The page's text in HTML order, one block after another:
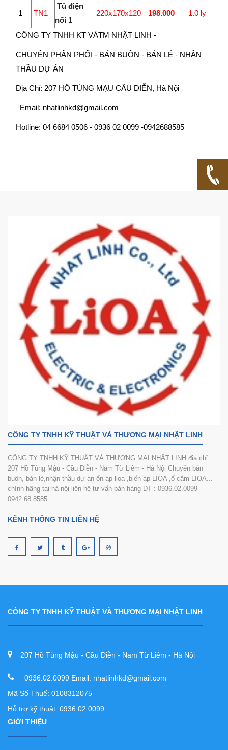
1 TN1
Tủ điện
nổi 1
220x170x120 198.000 1.0 ly
CÔNG TY TNHH KT VÀTM NHẬT LINH -
CHUYÊN PHÂN PHỐI - BÁN BUÔN - BÁN LẺ - NHẬN
THẦU DỰ ÁN
Địa Chỉ: 207 HỒ TÙNG MẠU CẦU DIỄN, Hà Nội
Email: nhatlinhkd@gmail.com
Hotline: 04 6684 0506 - 0936 02 0099 -0942688585
CÔNG TY TNHH KỸ THUẬT VÀ THƯƠNG MẠI NHẬT LINH
CÔNG TY TNHH KỸ THUẬT VÀ THƯƠNG MẠI NHẬT LINH địa chỉ :
207 Hồ Tùng Mậu - Cầu Diễn - Nam Từ Liêm - Hà Nội Chuyên bán
buôn, bán lẻ,nhận thầu dự án ổn áp lioa ,biến áp LIOA ,ổ cắm LIOA...
chính hãng tại hà nội liên hệ tư vấn bán hàng ĐT : 0936.02.0099 -
0942.68.8585
KÊNH THÔNG TIN LIÊN HỆ
CÔNG TY TNHH KỸ THUẬT VÀ THƯƠNG MẠI NHẬT LINH
207 Hồ Tùng Mậu - Cầu Diễn - Nam Từ Liêm - Hà Nội
0936.02.0099 Email: nhatlinhkd@gmail.com
Mã Số Thuế: 0108312075
Hỗ trợ kỹ thuật: 0936.02.0099
GIỚI THIỆU